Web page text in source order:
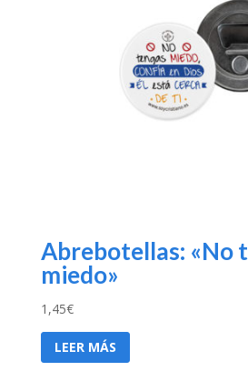
Abrebotellas: «No
miedo»
1,45€
LEER MÁS